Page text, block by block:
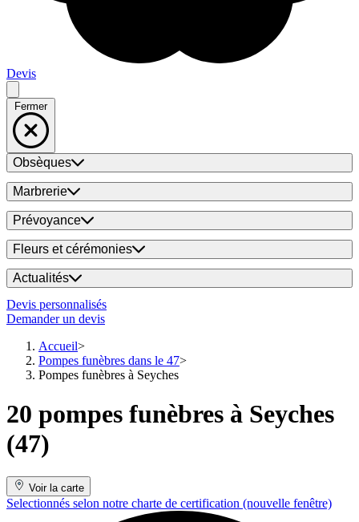
Devis
Fermer
Obsèques
Marbrerie
Prévoyance
Fleurs et cérémonies
Actualités
Devis personnalisés
Demander un devis
Accueil
Pompes funèbres dans le 47
Pompes funèbres à Seyches
20 pompes funèbres à Seyches
(47)
Voir la carte
Selectionnés selon notre charte de certification (nouvelle fenêtre)